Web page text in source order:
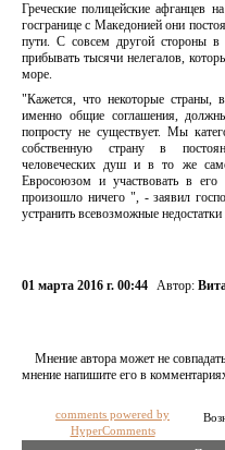
Греческие полицейские афганцев
госгранице с Македонией они
пути. С совсем другой стороны в
прибывать тысячи нелегалов,
море.
"Кажется, что некоторые страны,
именно общие соглашения,
попросту не существует. Мы
собственную страну в
человеческих душ и в то же
Евросоюзом и участвовать в
произошло ничего ", - заявил
устранить всевозможные
01 марта 2016 г. 00:44 Автор:
Мнение автора может не
мнение напишите его в
comments powered by
HyperComments